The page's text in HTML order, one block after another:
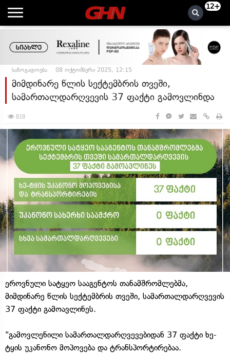
12+
საზოგადოება 08 ოქტომბერი 2025, 12:15
მიმდინარე წლის სექტემბრის თვეში,
სამართალდარღვევის 37 ფაქტი გამოვლინდა
818
ეროვნული სატყეო სააგენტოს თანამშრომლებმა,
მიმდინარე წლის სექტემბრის თვეში, სამართალდარღვევის
37 ფაქტი გამოავლინეს.
"გამოვლენილი სამართალდარღვევებიდან 37 ფაქტი ხე-
ტყის უკანონო მოპოვება და ტრანსპორტირებაა.